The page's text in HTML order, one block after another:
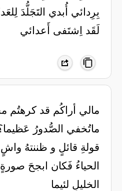
بِرِدائي أُبدي التَجَلُّدَ
لَقَد اِشتَفى أَعدائي
مالي أراكُم قد كرهتُم
ماتُخفي الصُّدورُ
قولةِ قائلٍ و ظننتهُ
الحياءُ فَكان ابجحَ
الخليلِ لئيما